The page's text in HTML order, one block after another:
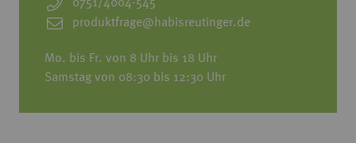
0751/4004-545
produktfrage@habisreutinger.de
Mo. bis Fr. von 8 Uhr bis 18 Uhr
Samstag von 08:30 bis 12:30 Uhr